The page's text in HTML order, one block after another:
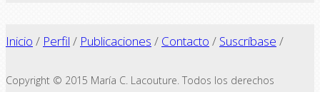
Inicio / Perfil / Publicaciones / Contacto / Suscríbase /
Copyright © 2015 María C. Lacouture. Todos los derechos